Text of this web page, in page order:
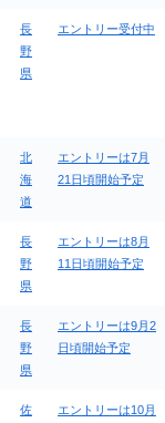
長
野
県
エントリー受付中
北
海
道
エントリーは7月
21日頃開始予定
長
野
県
エントリーは8月
11日頃開始予定
長
野
県
エントリーは9月2
日頃開始予定
佐
エントリーは10月